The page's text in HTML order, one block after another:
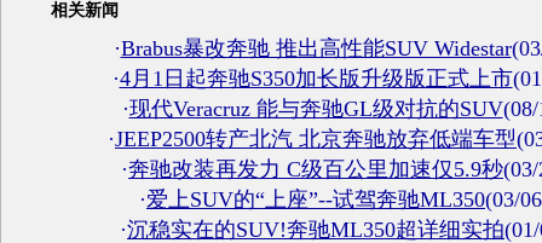
相关新闻
·Brabus暴改奔驰 推出高性能SUV Widestar
·4月1日起奔驰S350加长版升级版正式上市
·现代Veracruz 能与奔驰GL级对抗的SUV(08/
·JEEP2500转产北汽 北京奔驰放弃低端车型
·奔驰改装再发力 C级百公里加速仅5.9秒
·爱上SUV的“上座”--试驾奔驰ML350(03/
·沉稳实在的SUV!奔驰ML350超详细实拍